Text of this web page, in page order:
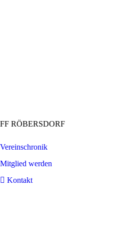
FF RÖBERSDORF
Vereinschronik
Mitglied werden
Kontakt